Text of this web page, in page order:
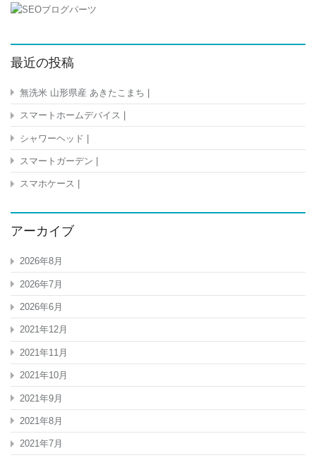
最近の投稿
無洗米 山形県産 あきたこまち |
スマートホームデバイス |
シャワーヘッド |
スマートガーデン |
スマホケース |
アーカイブ
2026年8月
2026年7月
2026年6月
2021年12月
2021年11月
2021年10月
2021年9月
2021年8月
2021年7月